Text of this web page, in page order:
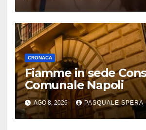
CRONACA
Fiamme in sede
Comunale Napoli
AGO 8, 2026 PASQUALE SPERA